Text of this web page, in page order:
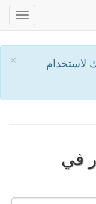
×
لاستخدام
في